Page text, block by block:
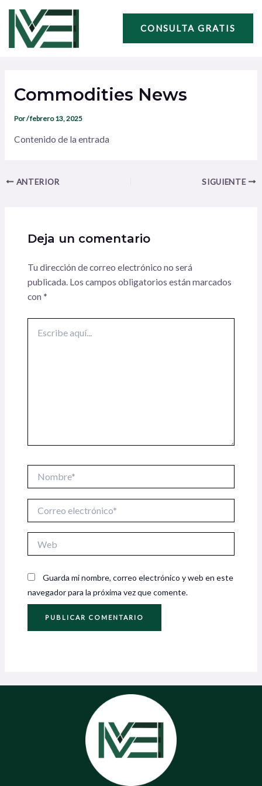
contenido
CONSULTA GRATIS
Commodities News
Por/febrero 13, 2025
Contenido de la entrada
entradas
ANTERIOR SIGUIENTE
Deja un comentario
Tu dirección de correo electrónico no será
publicada. Los campos obligatorios están marcados
con *
aquí...
electrónico*
Guarda mi nombre, correo electrónico y web en este
navegador para la próxima vez que comente.